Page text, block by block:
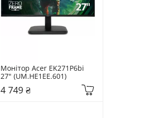
Монітор Acer EK271P6bi
27" (UM.HE1EE.601)
4 749 ₴